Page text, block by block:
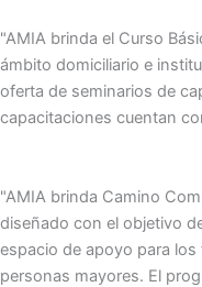
"AMIA brinda el Curso
ámbito domiciliario e
oferta de seminarios de
capacitaciones cuentan
"AMIA brinda Camino
diseñado con el objetivo
espacio de apoyo para
personas mayores. El